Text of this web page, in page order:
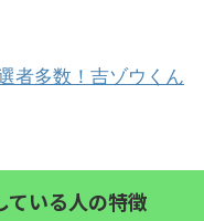
者多数！吉ゾウくん
ている人の特徴